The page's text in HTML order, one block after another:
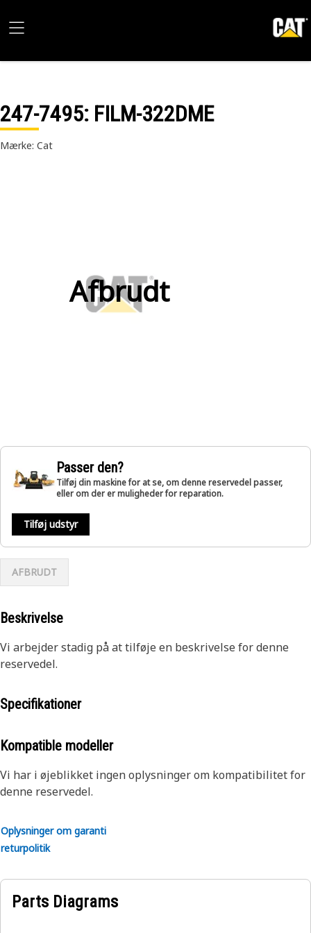
247-7495: FILM-322DME
Mærke: Cat
Afbrudt
Passer den?
Tilføj din maskine for at se, om denne reservedel passer,
eller om der er muligheder for reparation.
Tilføj udstyr
AFBRUDT
Beskrivelse
Vi arbejder stadig på at tilføje en beskrivelse for denne
reservedel.
Specifikationer
Kompatible modeller
Vi har i øjeblikket ingen oplysninger om kompatibilitet for
denne reservedel.
Oplysninger om garanti
returpolitik
Parts Diagrams